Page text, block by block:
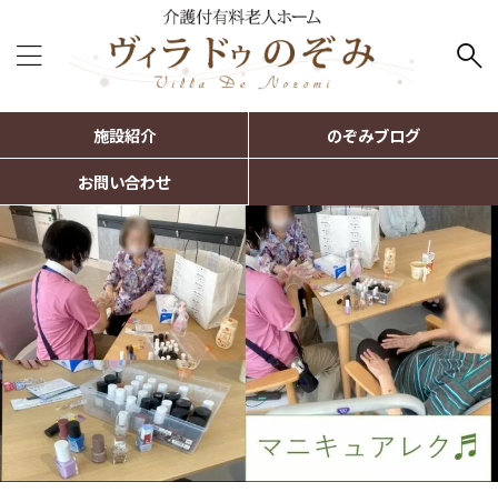
施設紹介
のぞみブログ
お問い合わせ